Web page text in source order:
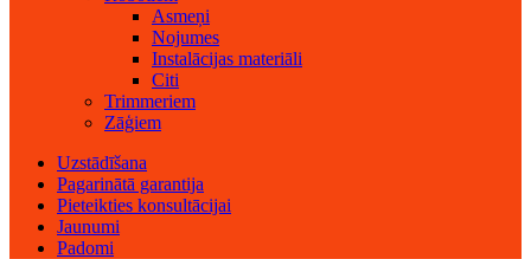
Asmeņi
Nojumes
Instalācijas materiāli
Citi
Trimmeriem
Zāģiem
Uzstādīšana
Pagarinātā garantija
Pieteikties konsultācijai
Jaunumi
Padomi